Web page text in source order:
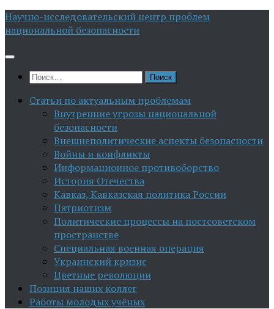
Перейти
к
Научно-исследовательский центр проблем
национальной безопасности
Найти:
Статьи по актуальным проблемам
Внутренние угрозы национальной
безопасности
Внешнеполитические аспекты безопасности
Войны и конфликты
Информационное противоборство
История Отечества
Кавказ, Кавказская политика России
Патриотизм
Политические процессы на постсоветском
пространстве
Специальная военная операция
Украинский кризис
Цветные революции
Позиция наших коллег
Работы молодых учёных